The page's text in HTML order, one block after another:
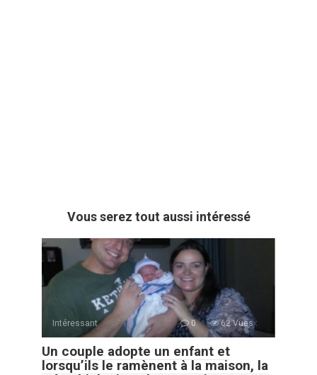
Vous serez tout aussi intéressé
Intéressant 0 62 Vues :
Un couple adopte un enfant et
lorsqu’ils le ramènent à la maison, la